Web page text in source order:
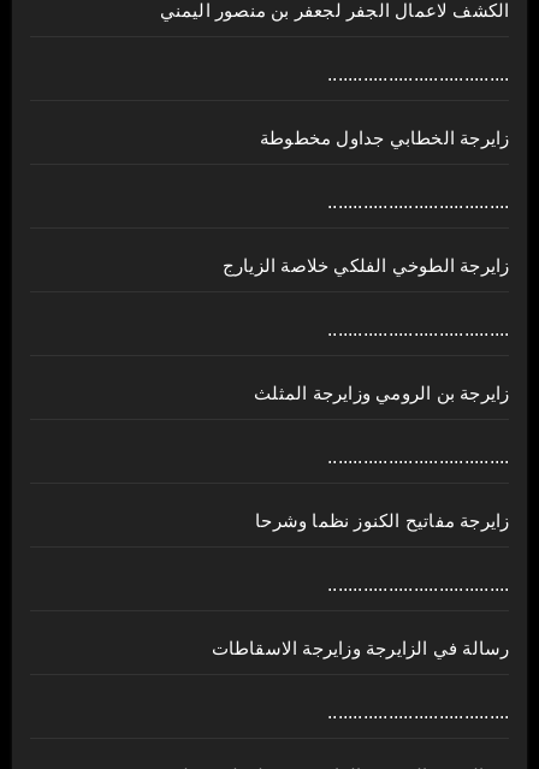
الكشف لاعمال الجفر لجعفر بن منصور اليمني
....................................
زايرجة الخطابي جداول مخطوطة
....................................
زايرجة الطوخي الفلكي خلاصة الزيارج
....................................
زايرجة بن الرومي وزايرجة المثلث
....................................
زايرجة مفاتيح الكنوز نظما وشرحا
....................................
رسالة في الزايرجة وزايرجة الاسقاطات
....................................